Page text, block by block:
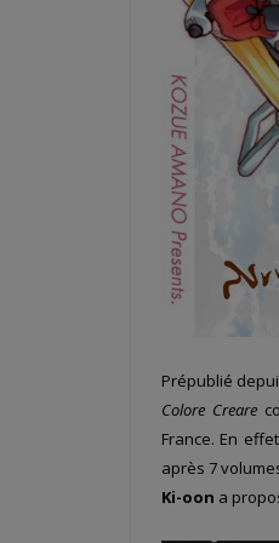
Prépublié
Colore Creare
France. En
après 7
Ki-oon a